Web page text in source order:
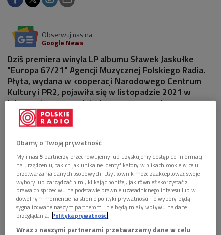
Obserwuj nas na
Google News
Dziś premiera winyla LP albumu Sławek Jaskułke
"Europa 67/21" Agencji Muzycznej Polskiego Radia.
Płyta, wydana w kooperacji Narodowego Centrum
Kultury i PR2, pojawiła się w listopadzie 2021 w
Internecie, a w grudniu tego samego roku – w
formie CD. Teraz jako winylowy LP trafia do
najbardziej wymagających słuchaczy.
Dbamy o Twoją prywatność
My i nasi5 partnerzy przechowujemy lub uzyskujemy dostęp do informacji
na urządzeniu, takich jak unikalne identyfikatory w plikach cookie w celu
przetwarzania danych osobowych. Użytkownik może zaakceptować swoje
wybory lub zarządzać nimi, klikając poniżej, jak również skorzystać z
prawa do sprzeciwu na podstawie prawnie uzasadnionego interesu lub w
dowolnym momencie na stronie polityki prywatności. Te wybory będą
sygnalizowane naszym partnerom i nie będą miały wpływu na dane
przeglądania. Polityka prywatności
Wraz z naszymi partnerami przetwarzamy dane w celu